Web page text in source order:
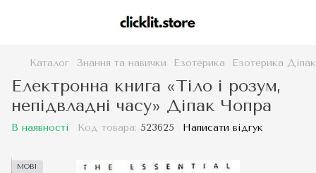
Каталог Знання та навички Езотерика Езотерика
Електронна книга «Тіло і розум,
непідвладні часу» Діпак Чопра
В наявності Код товара: 523625 Написати відгук
MOBI